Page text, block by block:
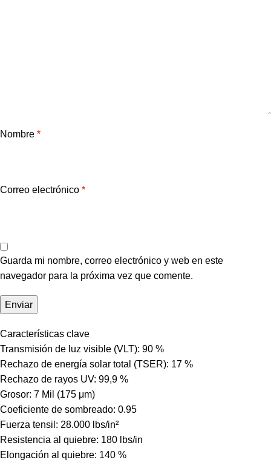
Nombre *
Correo electrónico *
Guarda mi nombre, correo electrónico y web en este
navegador para la próxima vez que comente.
Características clave
Transmisión de luz visible (VLT): 90 %
Rechazo de energía solar total (TSER): 17 %
Rechazo de rayos UV: 99,9 %
Grosor: 7 Mil (175 μm)
Coeficiente de sombreado: 0.95
Fuerza tensil: 28.000 lbs/in²
Resistencia al quiebre: 180 lbs/in
Elongación al quiebre: 140 %